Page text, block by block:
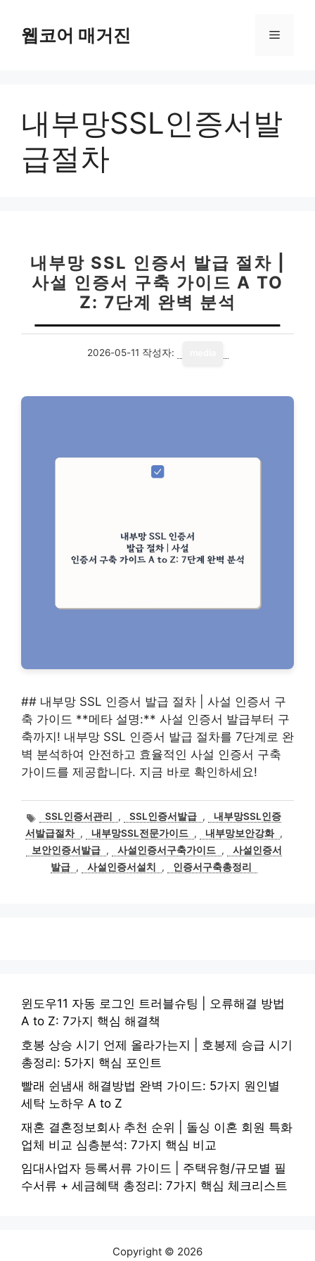
웹코어 매거진 메
내부망SSL인증서발
급절차
내부망 SSL 인증서 발급 절차 |
사설 인증서 구축 가이드 A TO
Z: 7단계 완벽 분석
2026-05-11 작성자:
## 내부망 SSL 인증서 발급 절차 | 사설 인증서 구
축 가이드 **메타 설명:** 사설 인증서 발급부터 구
축까지! 내부망 SSL 인증서 발급 절차를 7단계로 완
벽 분석하여 안전하고 효율적인 사설 인증서 구축
가이드를 제공합니다. 지금 바로 확인하세요!
태
그
SSL인증서관리 , SSL인증서발급 ,
내부망SSL인증
서발급절차 , 내부망SSL전문가이드 , 내부망보안강화 ,
보안인증서발급 , 사설인증서구축가이드 ,
사설인증서
발급 , 사설인증서설치 , 인증서구축총정리
윈도우11 자동 로그인 트러블슈팅 | 오류해결 방법
A to Z: 7가지 핵심 해결책
호봉 상승 시기 언제 올라가는지 | 호봉제 승급 시기
총정리: 5가지 핵심 포인트
빨래 쉰냄새 해결방법 완벽 가이드: 5가지 원인별
세탁 노하우 A to Z
재혼 결혼정보회사 추천 순위 | 돌싱 이혼 회원 특화
업체 비교 심층분석: 7가지 핵심 비교
임대사업자 등록서류 가이드 | 주택유형/규모별 필
수서류 + 세금혜택 총정리: 7가지 핵심 체크리스트
Copyright © 2026